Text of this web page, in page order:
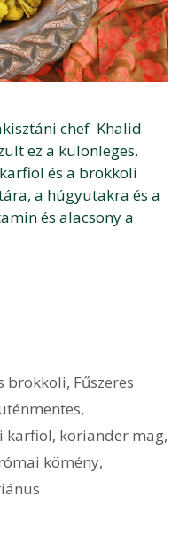
chef Khalid
ez a különleges,
és a brokkoli
a húgyutakra és a
és alacsony a
brokkoli, Fűszeres
,
karfiol, koriander mag,
kömény,